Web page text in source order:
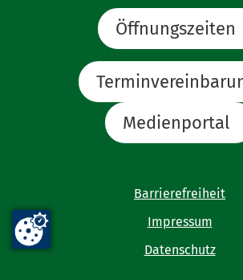
Öffnungszeiten
Medienportal
Barrierefreiheit
Impressum
Datenschutz